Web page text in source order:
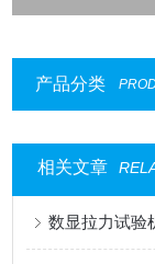
产品分类
相关文章
数显拉力试验